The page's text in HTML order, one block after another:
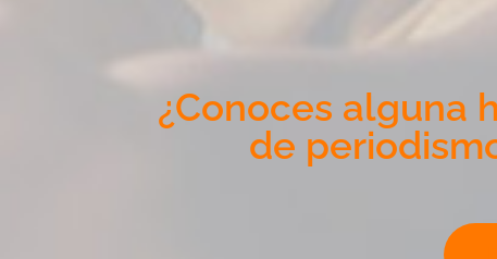
¿Conoces alguna
de